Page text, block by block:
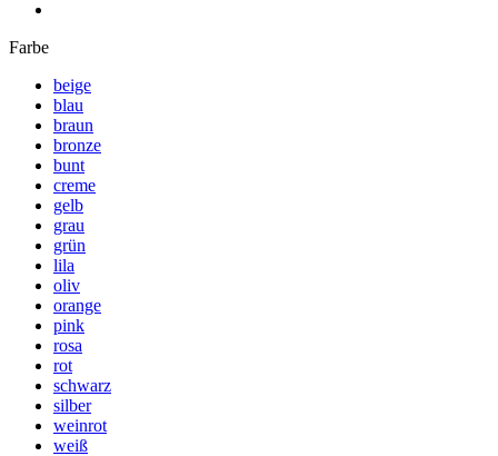
Farbe
beige
blau
braun
bronze
bunt
creme
gelb
grau
grün
lila
oliv
orange
pink
rosa
rot
schwarz
silber
weinrot
weiß